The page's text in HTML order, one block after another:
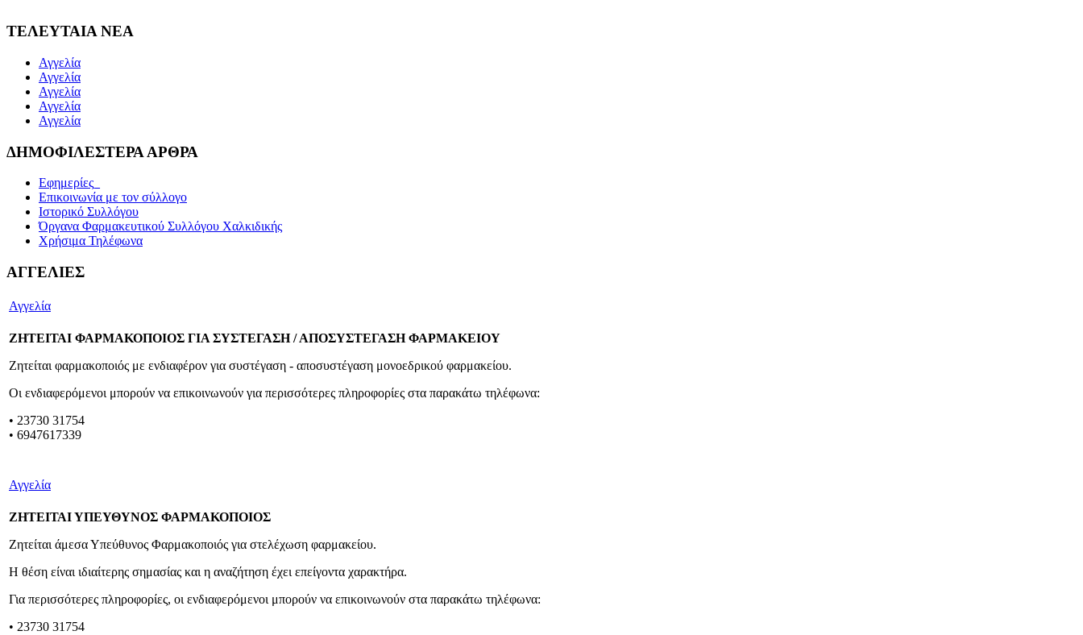
ΤΕΛΕΥΤΑΙΑ ΝΕΑ
Αγγελία
Αγγελία
Αγγελία
Αγγελία
Αγγελία
ΔΗΜΟΦΙΛΕΣΤΕΡΑ ΑΡΘΡΑ
Εφημερίες_
Επικοινωνία με τον σύλλογο
Ιστορικό Συλλόγου
Όργανα Φαρμακευτικού Συλλόγου Χαλκιδικής
Χρήσιμα Τηλέφωνα
ΑΓΓΕΛΙΕΣ
Αγγελία
ΖΗΤΕΙΤΑΙ ΦΑΡΜΑΚΟΠΟΙΟΣ ΓΙΑ ΣΥΣΤΕΓΑΣΗ / ΑΠΟΣΥΣΤΕΓΑΣΗ ΦΑΡΜΑΚΕΙΟΥ
Ζητείται φαρμακοποιός με ενδιαφέρον για συστέγαση - αποσυστέγαση μονοεδρικού φαρμακείου.
Οι ενδιαφερόμενοι μπορούν να επικοινωνούν για περισσότερες πληροφορίες στα παρακάτω τηλέφωνα:
• 23730 31754
• 6947617339
Αγγελία
ΖΗΤΕΙΤΑΙ ΥΠΕΥΘΥΝΟΣ ΦΑΡΜΑΚΟΠΟΙΟΣ
Ζητείται άμεσα Υπεύθυνος Φαρμακοποιός για στελέχωση φαρμακείου.
Η θέση είναι ιδιαίτερης σημασίας και η αναζήτηση έχει επείγοντα χαρακτήρα.
Για περισσότερες πληροφορίες, οι ενδιαφερόμενοι μπορούν να επικοινωνούν στα παρακάτω τηλέφωνα:
• 23730 31754